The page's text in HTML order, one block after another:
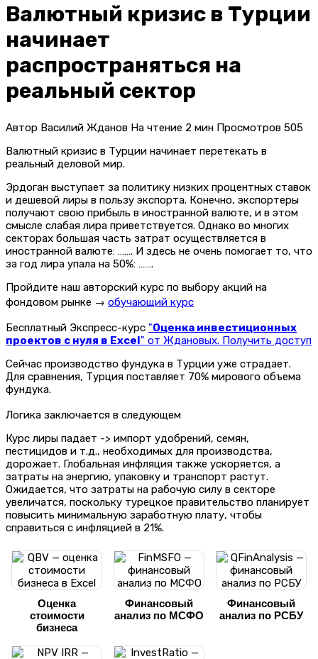
Валютный кризис в Турции
начинает
распространяться на
реальный сектор
Автор Василий Жданов На чтение 2 мин Просмотров 505
Валютный кризис в Турции начинает перетекать в
реальный деловой мир.
Эрдоган выступает за политику низких процентных ставок
и дешевой лиры в пользу экспорта. Конечно, экспортеры
получают свою прибыль в иностранной валюте, и в этом
смысле слабая лира приветствуется. Однако во многих
секторах большая часть затрат осуществляется в
иностранной валюте: ……. И здесь не очень помогает то, что
за год лира упала на 50%: …….
Пройдите наш авторский курс по выбору акций на
фондовом рынке → обучающий курс
Бесплатный Экспресс-курс "Оценка инвестиционных
проектов с нуля в Excel" от Ждановых. Получить доступ
Сейчас производство фундука в Турции уже страдает.
Для сравнения, Турция поставляет 70% мирового объема
фундука.
Логика заключается в следующем
Курс лиры падает -> импорт удобрений, семян,
пестицидов и т.д., необходимых для производства,
дорожает. Глобальная инфляция также ускоряется, а
затраты на энергию, упаковку и транспорт растут.
Ожидается, что затраты на рабочую силу в секторе
увеличатся, поскольку турецкое правительство планирует
повысить минимальную заработную плату, чтобы
справиться с инфляцией в 21%.
Оценка
стоимости
бизнеса
Финансовый
анализ по МСФО
Финансовый
анализ по РСБУ